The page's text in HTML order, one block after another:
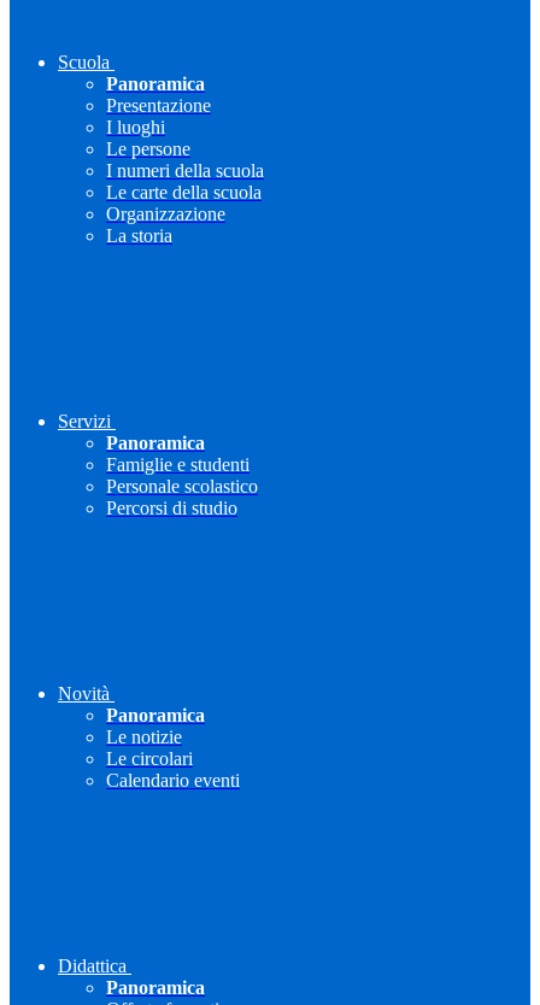
Scuola
Panoramica
Presentazione
I luoghi
Le persone
I numeri della scuola
Le carte della scuola
Organizzazione
La storia
Servizi
Panoramica
Famiglie e studenti
Personale scolastico
Percorsi di studio
Novità
Panoramica
Le notizie
Le circolari
Calendario eventi
Didattica
Panoramica